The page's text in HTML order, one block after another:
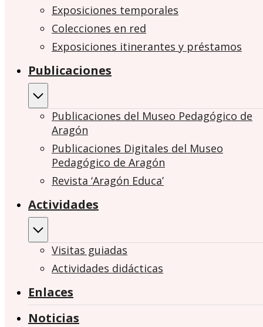
Exposiciones temporales
Colecciones en red
Exposiciones itinerantes y préstamos
Publicaciones
Publicaciones del Museo Pedagógico de
Aragón
Publicaciones Digitales del Museo
Pedagógico de Aragón
Revista ‘Aragón Educa’
Actividades
Visitas guiadas
Actividades didácticas
Enlaces
Noticias